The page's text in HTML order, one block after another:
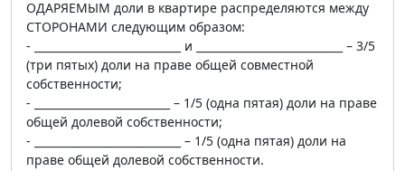
ОДАРЯЕМЫМ доли в квартире распределяются между
СТОРОНАМИ следующим образом:
- ___________________________ и ___________________________ – 3/5
(три пятых) доли на праве общей совместной
собственности;
- _________________________ – 1/5 (одна пятая) доли на праве
общей долевой собственности;
- ___________________________ – 1/5 (одна пятая) доли на
праве общей долевой собственности.